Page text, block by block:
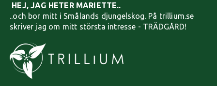
HEJ, JAG HETER MARIETTE..
..och bor mitt i Smålands djungelskog. På trillium.se
skriver jag om mitt största intresse - TRÄDGÅRD!